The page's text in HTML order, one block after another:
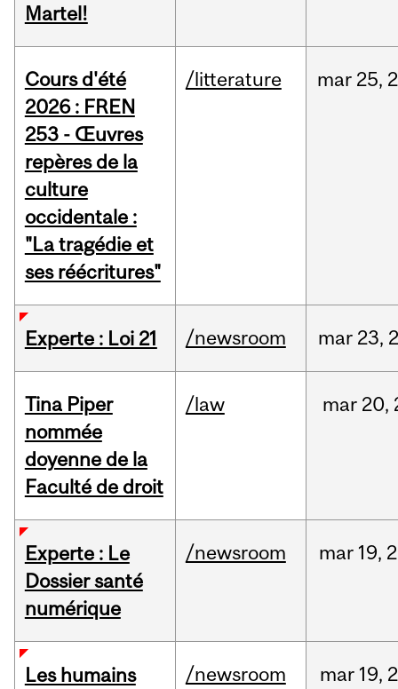
Martel!
Cours d'été
2026 : FREN
253 - Œuvres
repères de la
culture
occidentale :
"La tragédie et
ses réécritures"
/litterature mar 25,
Experte : Loi 21 /newsroom mar 23,
Tina Piper
nommée
doyenne de la
Faculté de droit
/law mar 20,
Experte : Le
Dossier santé
numérique
/newsroom mar 19,
Les humains
/newsroom mar 19,